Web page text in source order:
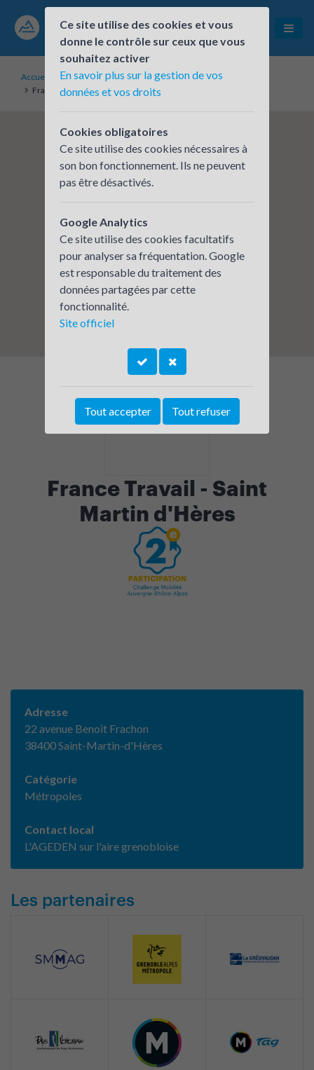
Accueil
Établissements inscrits
France Travail - Saint Martin d'Hères
France Travail - Saint
Martin d'Hères
Adresse
22 avenue Benoit Frachon
38400 Saint-Martin-d'Hères
Catégorie
Métropoles
Contact local
L'AGEDEN sur l'aire grenobloise
Les partenaires
Ce site utilise des cookies et vous
donne le contrôle sur ceux que vous
souhaitez activer
En savoir plus sur la gestion de vos
données et vos droits
Cookies obligatoires
Ce site utilise des cookies nécessaires à
son bon fonctionnement. Ils ne peuvent
pas être désactivés.
Google Analytics
Ce site utilise des cookies facultatifs
pour analyser sa fréquentation. Google
est responsable du traitement des
données partagées par cette
fonctionnalité.
Site officiel
Tout accepter Tout refuser